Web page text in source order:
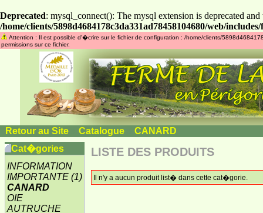
Deprecated: mysql_connect(): The mysql extension is deprecated
/home/clients/5898d4684178c3da331ad78458104680/web/
Attention : Il est possible d'�crire sur le fichier de configuration : /home/clients/
permissions sur ce fichier.
Retour au Site Catalogue
CANARD
Cat�gories
INFORMATION
IMPORTANTE (1)
CANARD
OIE
AUTRUCHE
LISTE DES PRODUITS
Il n'y a aucun produit list� dans cette cat�gorie.